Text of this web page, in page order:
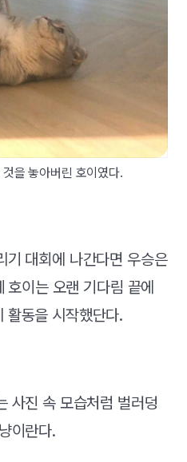
을 놓아버린 호이였다.
기 대회에 나간다면 우승은
이는 오랜 기다림 끝에
활동을 시작했단다.
사진 속 모습처럼 벌러덩
이란다.